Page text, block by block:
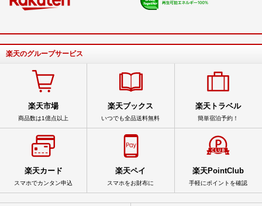
楽天のグループサービス
楽天市場
商品数は1億点以上
楽天ブックス
いつでも全品送料無料
楽天トラベル
簡単宿泊予約！
楽天カード
スマホでカンタン申込
楽天ペイ
スマホをお財布に
楽天PointClub
手軽にポイントを確認